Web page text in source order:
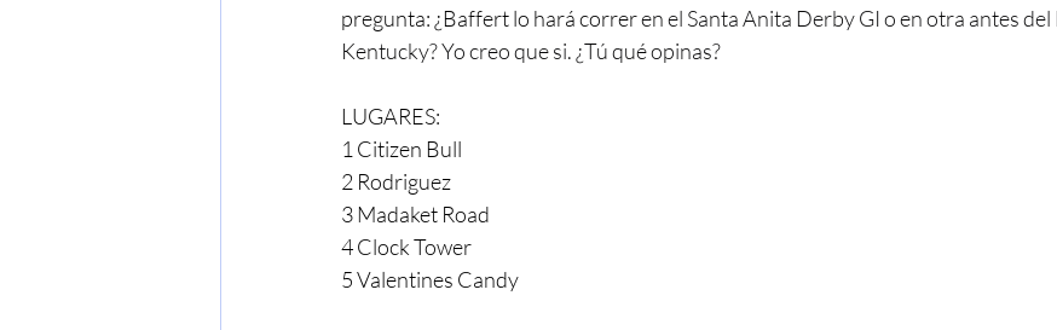
pregunta: ¿Baffert lo hará correr en el Santa Anita Derby GI o en otra antes
Kentucky? Yo creo que si. ¿Tú qué opinas?
LUGARES:
1 Citizen Bull
2 Rodriguez
3 Madaket Road
4 Clock Tower
5 Valentines Candy